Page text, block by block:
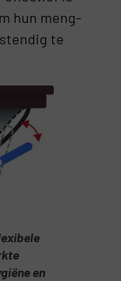
hun meng-
te
en